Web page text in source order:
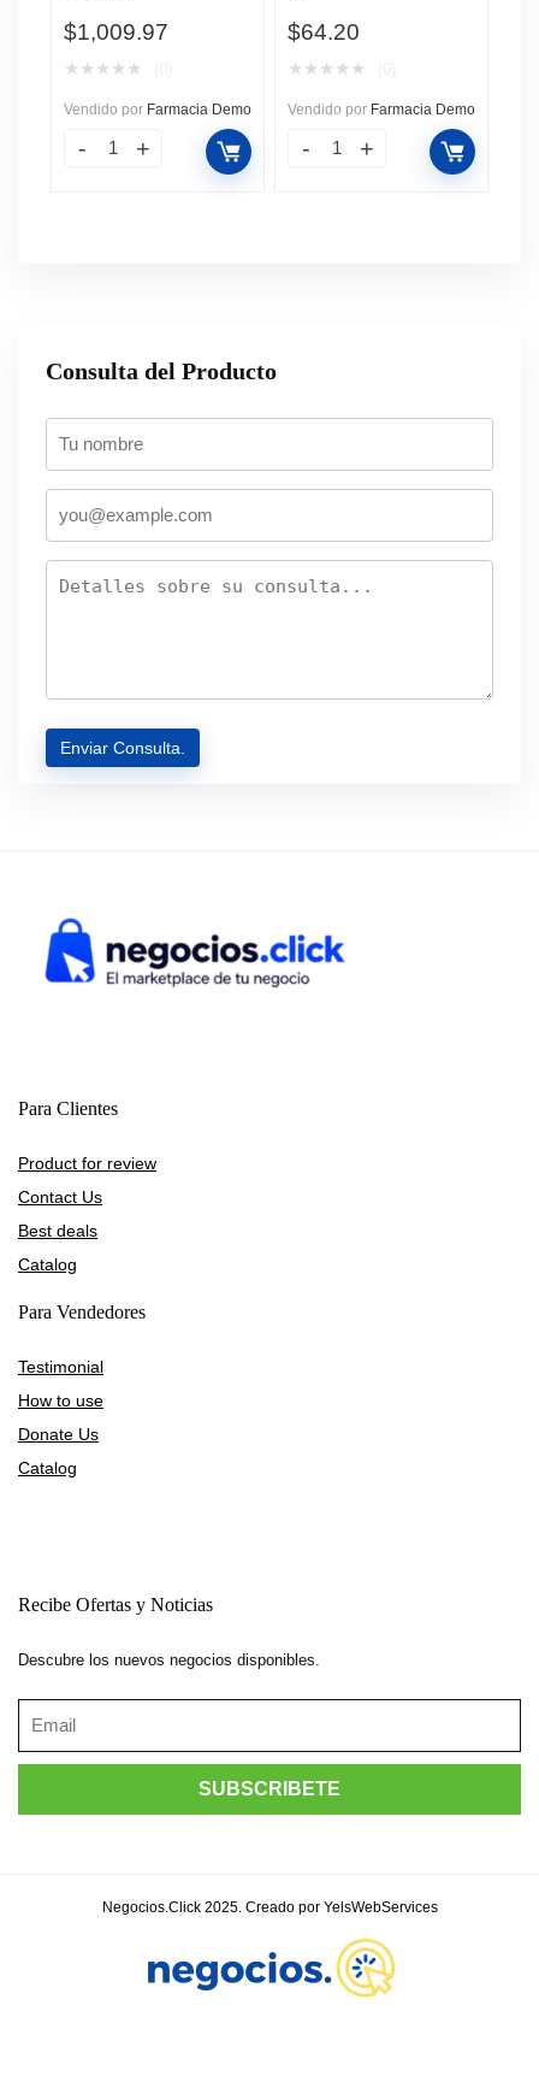
$1,009.97
★ ★ ★ ★ ★
Vendido por Farmacia Demo
$64.20
★ ★ ★ ★ ★
Vendido por Farmacia Demo
Consulta del Producto
Para Clientes
Product for review
Contact Us
Best deals
Catalog
Para Vendedores
Testimonial
How to use
Donate Us
Catalog
Recibe Ofertas y Noticias
Descubre los nuevos negocios disponibles.
Negocios.Click 2025. Creado por YelsWebServices